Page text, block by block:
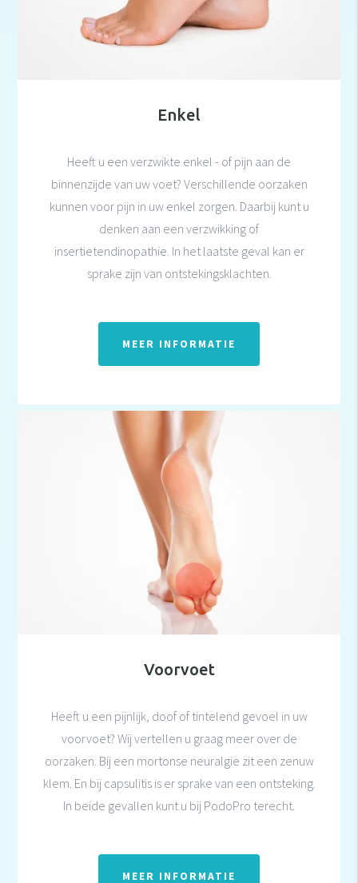
Enkel
Heeft u een verzwikte enkel - of pijn aan de
binnenzijde van uw voet? Verschillende oorzaken
kunnen voor pijn in uw enkel zorgen. Daarbij kunt u
denken aan een verzwikking of
insertietendinopathie. In het laatste geval kan er
sprake zijn van ontstekingsklachten.
MEER INFORMATIE
Voorvoet
Heeft u een pijnlijk, doof of tintelend gevoel in uw
voorvoet? Wij vertellen u graag meer over de
oorzaken. Bij een mortonse neuralgie zit een zenuw
klem. En bij capsulitis is er sprake van een ontsteking.
In beide gevallen kunt u bij PodoPro terecht.
MEER INFORMATIE